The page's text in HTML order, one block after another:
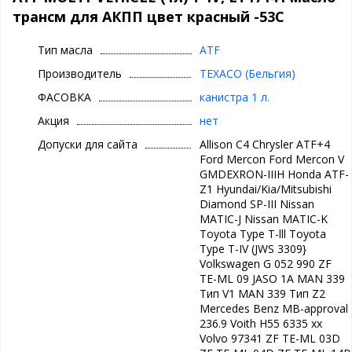
термоокислительную стабильность, снижение трения, защиту
от износа и коррозии.
шламов, нагара, лаковых и других отложений, а также
препятствует вспениванию
Одобрения, спецификации и рекомендации
Одобрения
MAN 339 Тип V1
трансм для АКПП цвет красный -53C
Тип масла
ATF
Производитель
TEXACO (Бельгия)
ФАСОВКА
канистра 1 л.
Акция
нет
Допуски для сайта
Allison С4 Chrysler ATF+4
Ford Mercon Ford Mercon V
GMDEXRON-IIIH Honda ATF-
Z1 Hyundai/Kia/Mitsubishi
Diamond SP-III Nissan
MATIC-J Nissan MATIC-K
Toyota Type T-lll Toyota
Type T-IV (JWS 3309}
Volkswagen G 052 990 ZF
TE-ML 09 JASO 1A MAN 339
Тип V1 MAN 339 Тип Z2
Mercedes Benz MB-approval
236.9 Voith H55 6335 xx
Volvo 97341 ZF TE-ML 03D